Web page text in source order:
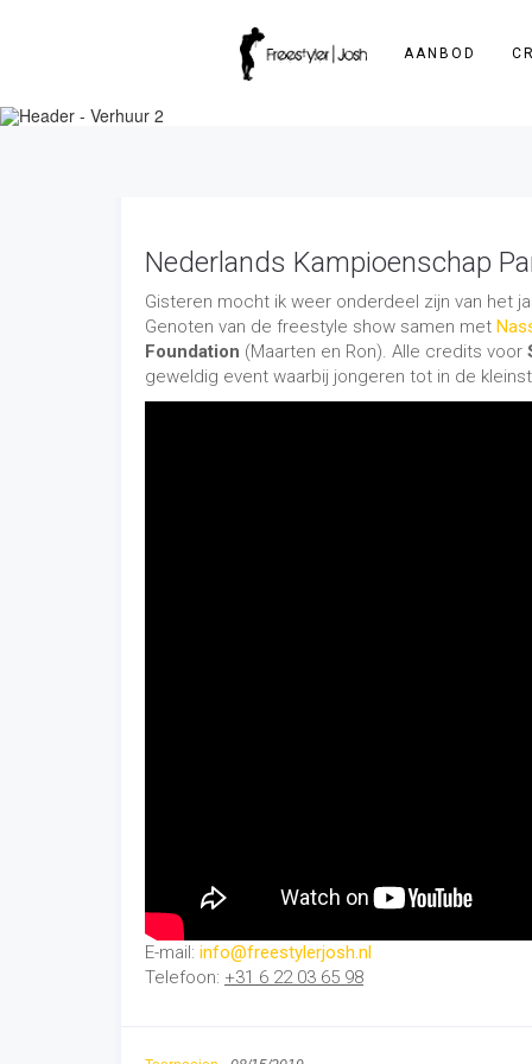
AANBOD
Nederlands Kampioenschap
Gisteren mocht ik weer onderdeel zijn van het
Genoten van de freestyle show samen met
Foundation (Maarten en Ron). Alle credits voor
geweldig event waarbij jongeren tot in de
E-mail: info@freestylerjosh.nl
Telefoon: +31 6 22 03 65 98